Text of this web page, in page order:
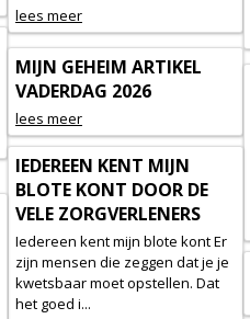
lees meer
MIJN GEHEIM ARTIKEL
VADERDAG 2026
lees meer
IEDEREEN KENT MIJN
BLOTE KONT DOOR DE
VELE ZORGVERLENERS
Iedereen kent mijn blote kont Er
zijn mensen die zeggen dat je je
kwetsbaar moet opstellen. Dat
het goed i...